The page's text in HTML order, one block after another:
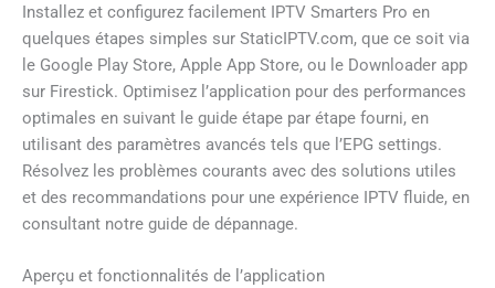
Installez et configurez facilement IPTV Smarters Pro en
quelques étapes simples sur StaticIPTV.com, que ce soit via
le Google Play Store, Apple App Store, ou le Downloader app
sur Firestick. Optimisez l’application pour des performances
optimales en suivant le guide étape par étape fourni, en
utilisant des paramètres avancés tels que l’EPG settings.
Résolvez les problèmes courants avec des solutions utiles
et des recommandations pour une expérience IPTV fluide, en
consultant notre guide de dépannage.
Aperçu et fonctionnalités de l’application